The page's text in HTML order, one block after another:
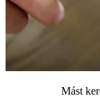
Mást